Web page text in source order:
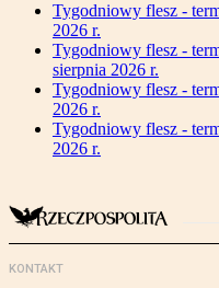
Tygodniowy flesz -
2026 r.
Tygodniowy flesz -
sierpnia 2026 r.
Tygodniowy flesz -
2026 r.
Tygodniowy flesz -
2026 r.
KONTAKT